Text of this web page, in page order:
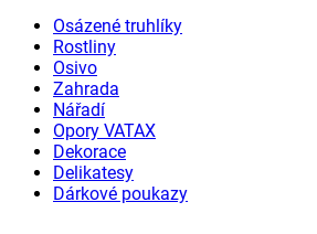
Osázené truhlíky
Rostliny
Osivo
Zahrada
Nářadí
Opory VATAX
Dekorace
Delikatesy
Dárkové poukazy